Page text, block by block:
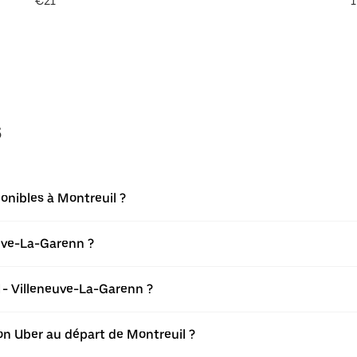
à Montreuil ?
La-Garenn ?
Villeneuve-La-Garenn ?
Uber au départ de Montreuil ?